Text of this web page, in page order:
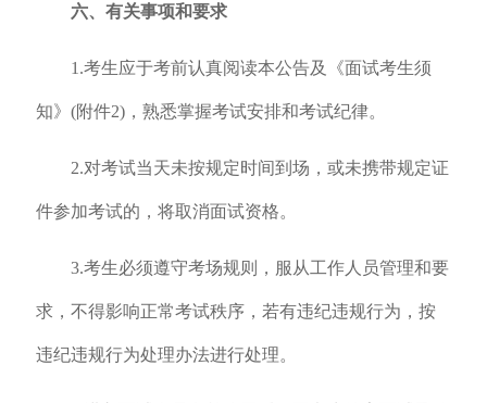
六、有关事项和要求
1.考生应于考前认真阅读本公告及《面试考生须
知》(附件2)，熟悉掌握考试安排和考试纪律。
2.对考试当天未按规定时间到场，或未携带规定证
件参加考试的，将取消面试资格。
3.考生必须遵守考场规则，服从工作人员管理和要
求，不得影响正常考试秩序，若有违纪违规行为，按
违纪违规行为处理办法进行处理。